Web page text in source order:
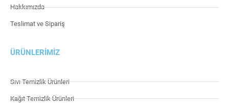
Hakkımızda
Teslimat ve Sipariş
ÜRÜNLERIMIZ
Sıvı Temizlik Ürünleri
Kağıt Temizlik Ürünleri